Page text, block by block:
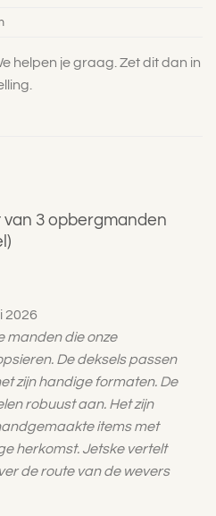
helpen je graag. Zet dit dan in
van 3 opbergmanden
2026
manden die onze
De deksels passen
zijn handige formaten. De
robuust aan. Het zijn
items met
herkomst. Jetske vertelt
de route van de wevers